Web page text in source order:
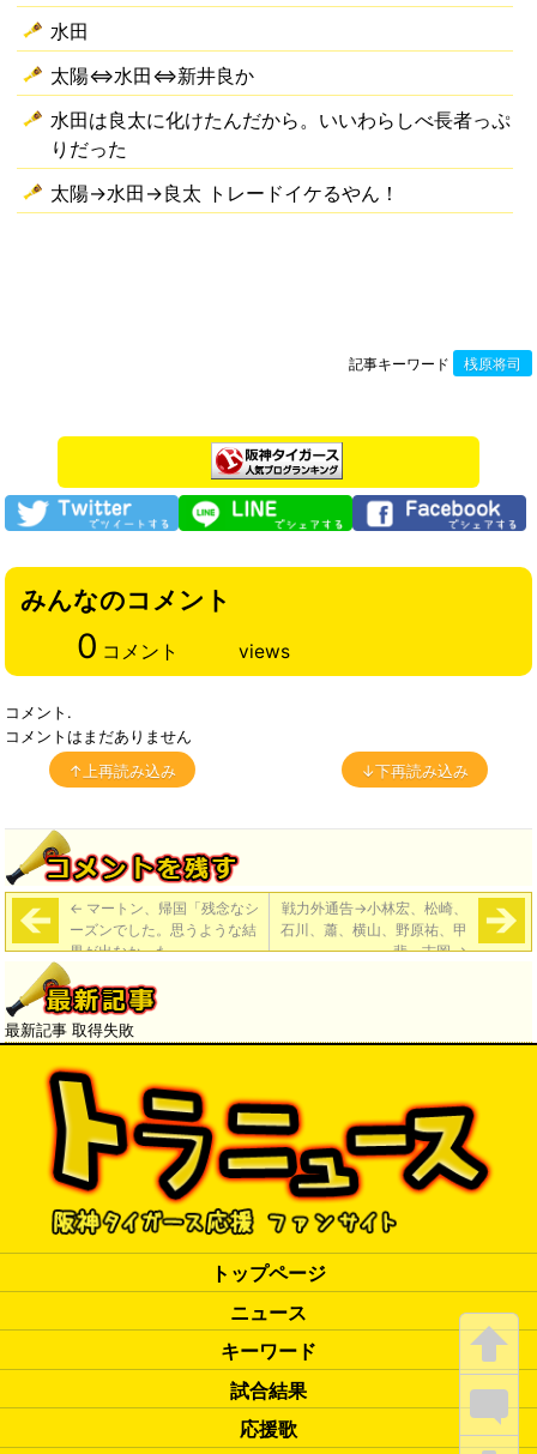
水田
太陽⇔水田⇔新井良か
水田は良太に化けたんだから。いいわらしべ長者っぷ
りだった
太陽→水田→良太 トレードイケるやん！
記事キーワード 桟原将司
みんなのコメント
0 コメント views
コメント.
コメントはまだありません
↑上再読み込み
↓下再読み込み
← マートン、帰国「残念なシ
ーズンでした。思うような結
果が出なかった」
戦力外通告→小林宏、松崎、
石川、蕭、横山、野原祐、甲
斐、吉岡→
最新記事 取得失敗
トップページ
ニュース
キーワード
試合結果
応援歌